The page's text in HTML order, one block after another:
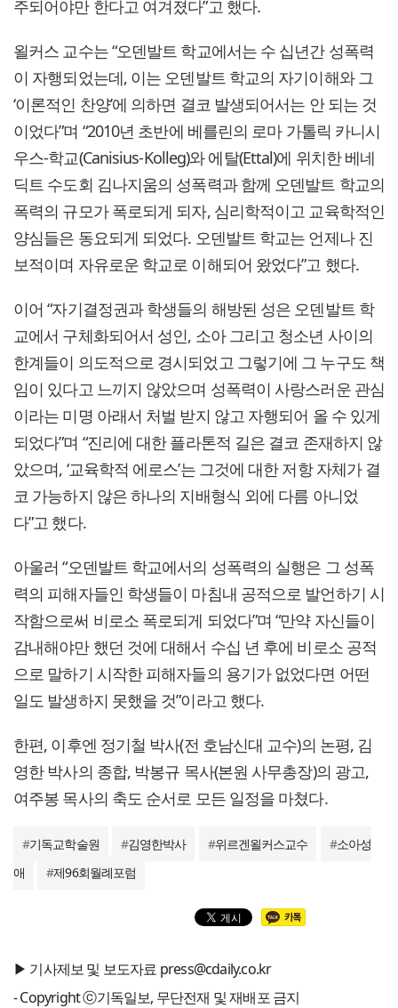
주되어야만 한다고 여겨졌다”고 했다.
욀커스 교수는 “오덴발트 학교에서는 수 십년간 성폭력
이 자행되었는데, 이는 오덴발트 학교의 자기이해와 그
‘이론적인 찬양’에 의하면 결코 발생되어서는 안 되는 것
이었다”며 “2010년 초반에 베를린의 로마 가톨릭 카니시
우스-학교(Canisius-Kolleg)와 에탈(Ettal)에 위치한 베네
딕트 수도회 김나지움의 성폭력과 함께 오덴발트 학교의
폭력의 규모가 폭로되게 되자, 심리학적이고 교육학적인
양심들은 동요되게 되었다. 오덴발트 학교는 언제나 진
보적이며 자유로운 학교로 이해되어 왔었다”고 했다.
이어 “자기결정권과 학생들의 해방된 성은 오덴발트 학
교에서 구체화되어서 성인, 소아 그리고 청소년 사이의
한계들이 의도적으로 경시되었고 그렇기에 그 누구도 책
임이 있다고 느끼지 않았으며 성폭력이 사랑스러운 관심
이라는 미명 아래서 처벌 받지 않고 자행되어 올 수 있게
되었다”며 “진리에 대한 플라톤적 길은 결코 존재하지 않
았으며, ‘교육학적 에로스’는 그것에 대한 저항 자체가 결
코 가능하지 않은 하나의 지배형식 외에 다름 아니었
다”고 했다.
아울러 “오덴발트 학교에서의 성폭력의 실행은 그 성폭
력의 피해자들인 학생들이 마침내 공적으로 발언하기 시
작함으로써 비로소 폭로되게 되었다”며 “만약 자신들이
감내해야만 했던 것에 대해서 수십 년 후에 비로소 공적
으로 말하기 시작한 피해자들의 용기가 없었다면 어떤
일도 발생하지 못했을 것”이라고 했다.
한편, 이후엔 정기철 박사(전 호남신대 교수)의 논평, 김
영한 박사의 종합, 박봉규 목사(본원 사무총장)의 광고,
여주봉 목사의 축도 순서로 모든 일정을 마쳤다.
#기독교학술원 #김영한박사 #위르겐욀커스교수 #소아성
애
#제96회월례포럼
▶ 기사제보 및 보도자료 press@cdaily.co.kr
- Copyright ⓒ기독일보, 무단전재 및 재배포 금지